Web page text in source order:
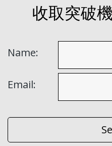
收取突破
Name:
Email: